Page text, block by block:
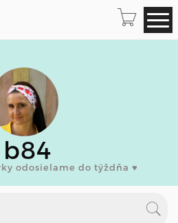
b84
odosielame do týždňa ♥